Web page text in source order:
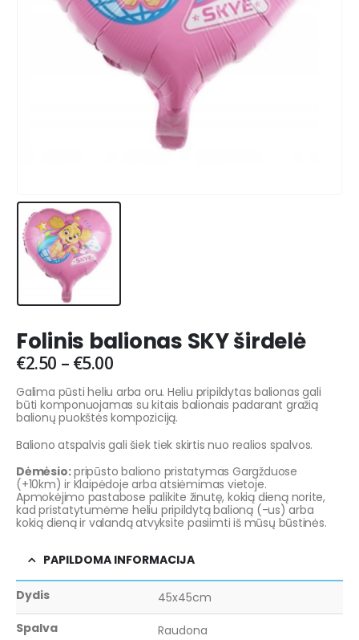
Folinis balionas SKY širdelė
€2.50 – €5.00
Galima pūsti heliu arba oru. Heliu pripildytas balionas gali
būti komponuojamas su kitais balionais padarant gražią
balionų puokštės kompoziciją.
Baliono atspalvis gali šiek tiek skirtis nuo realios spalvos.
Dėmėsio:pripūsto baliono pristatymas Gargžduose
(+10km) ir Klaipėdoje arba atsiėmimas vietoje.
Apmokėjimo pastabose palikite žinutę, kokią dieną norite,
kad pristatytumėme heliu pripildytą balioną (-us) arba
kokią dieną ir valandą atvyksite pasiimti iš mūsų būstinės.
PAPILDOMA INFORMACIJA
Dydis
45x45cm
Spalva
Raudona